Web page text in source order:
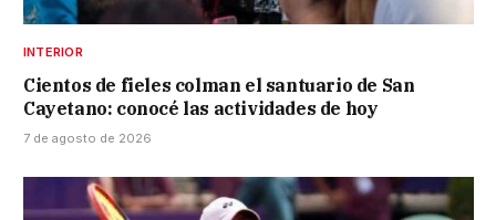
INTERIOR
Cientos de fieles colman el santuario de San
Cayetano: conocé las actividades de hoy
7 de agosto de 2026